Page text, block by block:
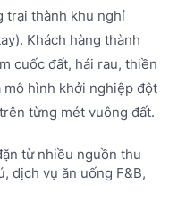
trại thành khu nghỉ
Khách hàng thành
cuốc đất, hái rau, thiền
hình khởi nghiệp đột
từng mét vuông đất.
từ nhiều nguồn thu
dịch vụ ăn uống F&B,